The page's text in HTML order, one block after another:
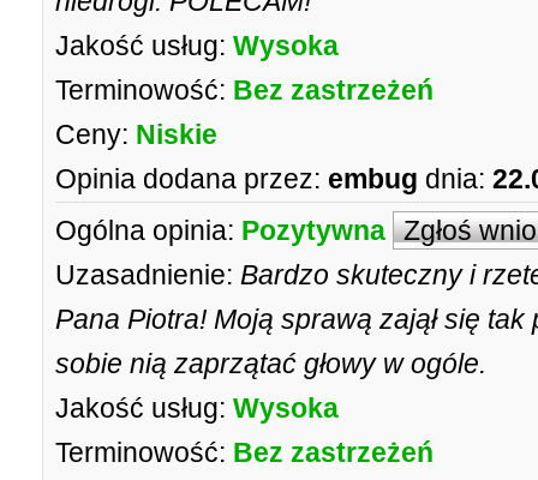
Jakość usług: Wysoka
Terminowość: Bez zastrzeżeń
Ceny: Niskie
Opinia dodana przez: embug dnia:
Ogólna opinia: Pozytywna Zgłoś
Uzasadnienie: Bardzo skuteczny i
Pana Piotra! Moją sprawą zajął się
sobie nią zaprzątać głowy w ogóle.
Jakość usług: Wysoka
Terminowość: Bez zastrzeżeń